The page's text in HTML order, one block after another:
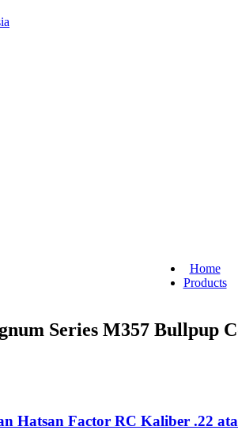
Home
Products
Series M357
Hatsan Factor RC Kaliber .22